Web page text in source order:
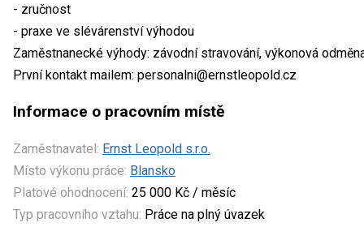
- zručnost
- praxe ve slévárenství výhodou
Zaměstnanecké výhody: závodní stravování, výkonová
První kontakt mailem: personalni@ernstleopold.cz
Informace o pracovním místě
Zaměstnavatel: Ernst Leopold s.r.o.
Místo výkonu práce: Blansko
Platové ohodnocení: 25 000 Kč / měsíc
Typ pracovního vztahu: Práce na plný úvazek